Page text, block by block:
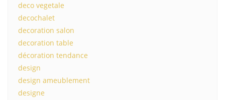
deco vegetale
decochalet
decoration salon
decoration table
décoration tendance
design
design ameublement
designe